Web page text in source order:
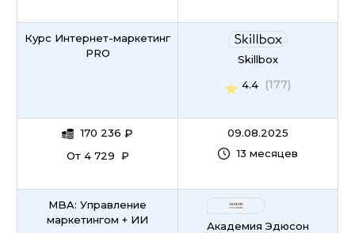
Курс Интернет-маркетинг
PRO
170 236 ₽
От 4 729 ₽
Skillbox
4.4
(177)
09.08.2025
13 месяцев
MBA: Управление
маркетингом + ИИ
Академия Эдюсон